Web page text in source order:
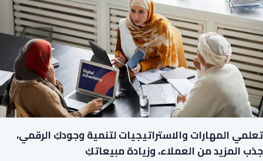
تعلمي المهارات والاستراتيجيات لتنمية وجودكِ الرقمي،
جذب المزيد من العملاء، وزيادة مبيعاتكِ